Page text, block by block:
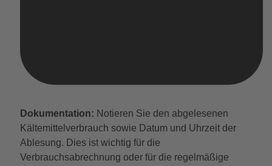
Dokumentation: Notieren Sie den abgelesenen
Kältemittelverbrauch sowie Datum und Uhrzeit der
Ablesung. Dies ist wichtig für die
Verbrauchsabrechnung oder für die regelmäßige